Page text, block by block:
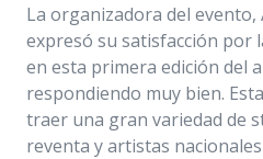
La organizadora del evento,
expresó su satisfacción por
en esta primera edición del
respondiendo muy bien.
traer una gran variedad de
reventa y artistas